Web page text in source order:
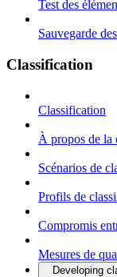
Test des
Sauvegarde
Classification
Classification
À propos de la
Scénarios de
Profils de
Compromis
Mesures de
Developing